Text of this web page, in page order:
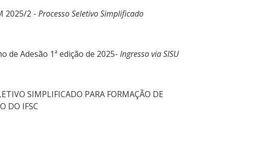
2025/2 - Processo Seletivo Simplificado
de Adesão 1ª edição de 2025- Ingresso via SISU
SIMPLIFICADO PARA FORMAÇÃO DE
DO IFSC